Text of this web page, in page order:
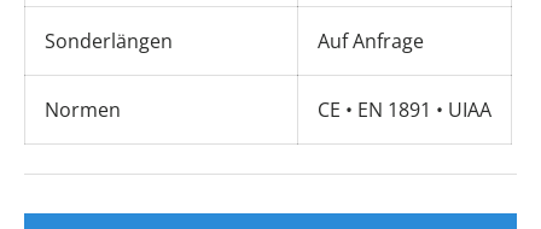
Sonderlängen Auf Anfrage
Normen CE • EN 1891 • UIAA